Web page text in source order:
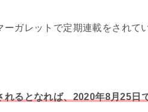
ーガレットで定期連載をされて
るとなれば、2020年8月25日